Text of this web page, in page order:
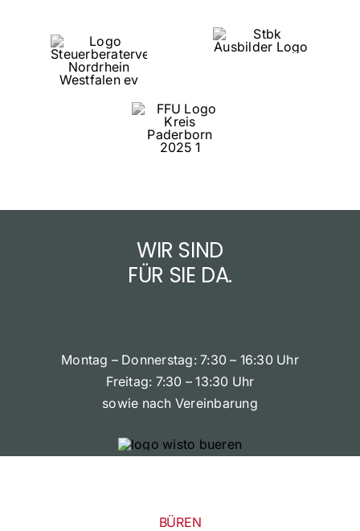
WIR SIND
FÜR SIE DA.
Montag – Donnerstag: 7:30 – 16:30 Uhr
Freitag: 7:30 – 13:30 Uhr
sowie nach Vereinbarung
BÜREN